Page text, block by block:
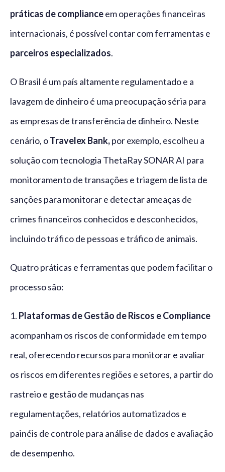
práticas de complianceem operações financeiras
internacionais, é possível contar com ferramentas e
parceiros especializados.
O Brasil é um país altamente regulamentado e a
lavagem de dinheiro é uma preocupação séria para
as empresas de transferência de dinheiro. Neste
cenário, oTravelex Bank,por exemplo, escolheu a
solução com tecnologia ThetaRay SONAR AI para
monitoramento de transações e triagem de lista de
sanções para monitorar e detectar ameaças de
crimes financeiros conhecidos e desconhecidos,
incluindo tráfico de pessoas e tráfico de animais.
Quatro práticas e ferramentas que podem facilitar o
processo são:
1. Plataformas de Gestão de Riscos e Compliance
acompanham os riscos de conformidade em tempo
real, oferecendo recursos para monitorar e avaliar
os riscos em diferentes regiões e setores, a partir do
rastreio e gestão de mudanças nas
regulamentações, relatórios automatizados e
painéis de controle para análise de dados e avaliação
de desempenho.